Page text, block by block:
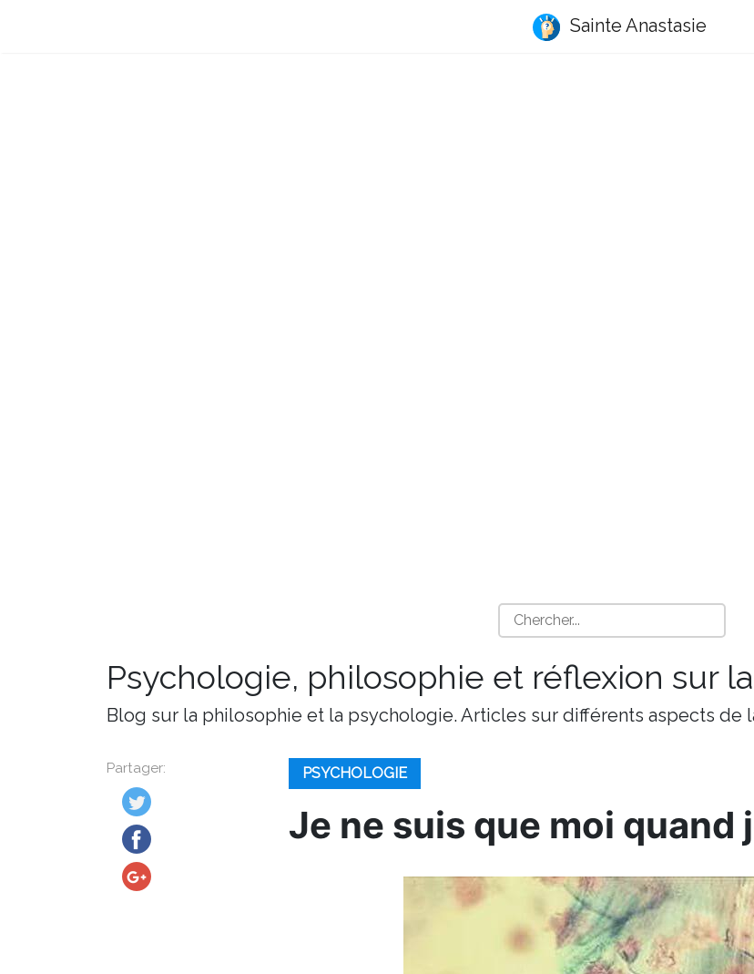
Sainte Anastasie
Psychologie, philosophie et réflexion sur
Blog sur la philosophie et la psychologie. Articles sur différents aspects de
Partager: PSYCHOLOGIE
Je ne suis que moi quand